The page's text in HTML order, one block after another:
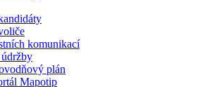
komunikací
plán
Mapotip